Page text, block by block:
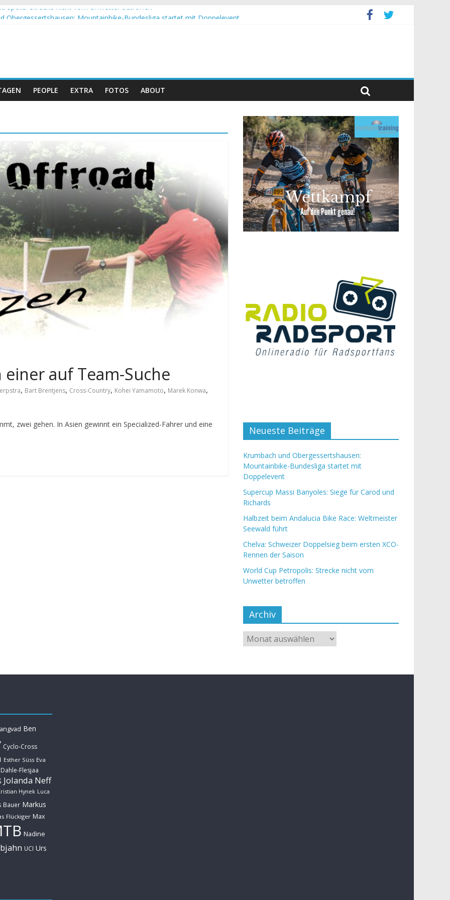
Strecke nicht vom Unwetter betroffen
Bike Race: Weltmeister Seewald führt
Doppelsieg beim ersten XCO-Rennen der Saison
PEOPLE EXTRA FOTOS ABOUT
auf Team-Suche
, Bart Brentjens, Cross-Country, Kohei Yamamoto, Marek Konwa,
zwei gehen. In Asien gewinnt ein Specialized-Fahrer und eine
Neueste Beiträge
Krumbach und Obergessertshausen:
Mountainbike-Bundesliga startet mit
Doppelevent
Supercup Massi Banyoles: Siege für Carod und
Richards
Halbzeit beim Andalucia Bike Race: Weltmeister
Seewald führt
Chelva: Schweizer Doppelsieg beim ersten XCO-
Rennen der Saison
World Cup Petropolis: Strecke nicht vom
Unwetter betroffen
Archiv
Ben
Cyclo-Cross
Esther Süss Eva
Flesjaa
Jolanda Neff
Hynek Luca
Bauer Markus
Flückiger Max
Nadine
UCI Urs